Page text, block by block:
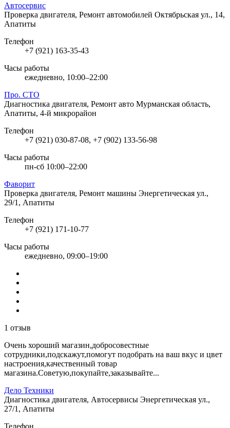
Автосервис
Проверка двигателя, Ремонт автомобилей Октябрьская ул., 14,
Апатиты
Телефон
+7 (921) 163-35-43
Часы работы
ежедневно, 10:00–22:00
Про. СТО
Диагностика двигателя, Ремонт авто Мурманская область,
Апатиты, 4-й микрорайон
Телефон
+7 (921) 030-87-08, +7 (902) 133-56-98
Часы работы
пн-сб 10:00–22:00
Фаворит
Проверка двигателя, Ремонт машины Энергетическая ул.,
29/1, Апатиты
Телефон
+7 (921) 171-10-77
Часы работы
ежедневно, 09:00–19:00
1 отзыв
Очень хороший магазин,добросовестные
сотрудники,подскажут,помогут подобрать на ваш вкус и цвет
настроения,качественный товар
магазина.Советую,покупайте,заказывайте...
Дело Техники
Диагностика двигателя, Автосервисы Энергетическая ул.,
27/1, Апатиты
Телефон